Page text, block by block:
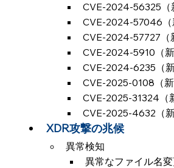
CVE-2024-56325（
CVE-2024-57046（
CVE-2024-57727（
CVE-2024-5910（新
CVE-2024-6235（新
CVE-2025-0108（新
CVE-2025-31324（
CVE-2025-4632（新
XDR攻撃の兆候
異常検知
異常なファイル名